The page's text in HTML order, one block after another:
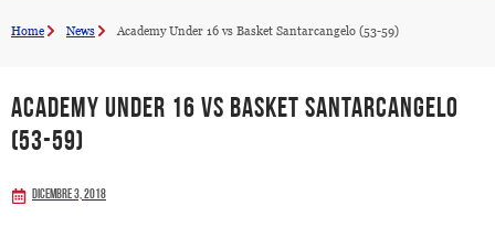
Home News Academy Under 16 vs Basket Santarcangelo (53-59)
Academy Under 16 vs Basket Santarcangelo
(53-59)
Dicembre 3, 2018